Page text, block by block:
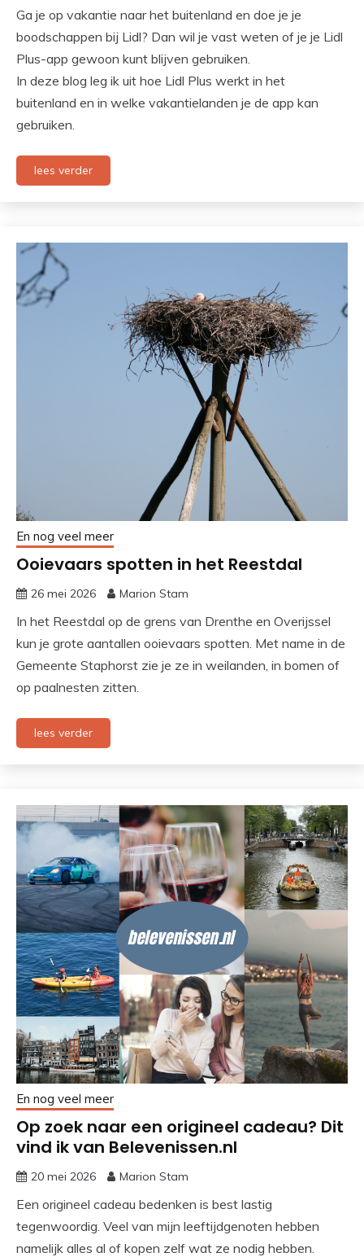
Ga je op vakantie naar het buitenland en doe je je
boodschappen bij Lidl? Dan wil je vast weten of je je Lidl
Plus-app gewoon kunt blijven gebruiken.
In deze blog leg ik uit hoe Lidl Plus werkt in het
buitenland en in welke vakantielanden je de app kan
gebruiken.
lees verder
En nog veel meer
Ooievaars spotten in het Reestdal
26 mei 2026 Marion Stam
In het Reestdal op de grens van Drenthe en Overijssel
kun je grote aantallen ooievaars spotten. Met name in de
Gemeente Staphorst zie je ze in weilanden, in bomen of
op paalnesten zitten.
lees verder
En nog veel meer
Op zoek naar een origineel cadeau? Dit
vind ik van Belevenissen.nl
20 mei 2026 Marion Stam
Een origineel cadeau bedenken is best lastig
tegenwoordig. Veel van mijn leeftijdgenoten hebben
namelijk alles al of kopen zelf wat ze nodig hebben.